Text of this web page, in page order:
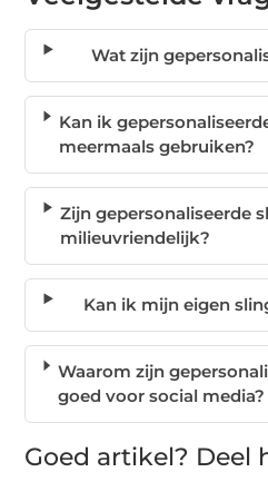
Wat zijn
Kan ik
meermaals gebruiken?
Zijn gepersonaliseerde
milieuvriendelijk?
Kan ik mijn eigen
Waarom zijn
goed voor social media?
Goed artikel? Deel